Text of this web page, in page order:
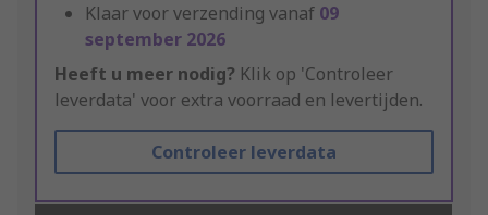
Klaar voor verzending vanaf 09
september 2026
Heeft u meer nodig? Klik op 'Controleer
leverdata' voor extra voorraad en levertijden.
Controleer leverdata